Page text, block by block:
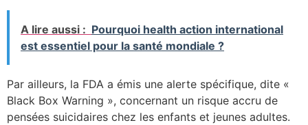
A lire aussi : Pourquoi health action international
est essentiel pour la santé mondiale ?
Par ailleurs, la FDA a émis une alerte spécifique, dite «
Black Box Warning », concernant un risque accru de
pensées suicidaires chez les enfants et jeunes adultes.